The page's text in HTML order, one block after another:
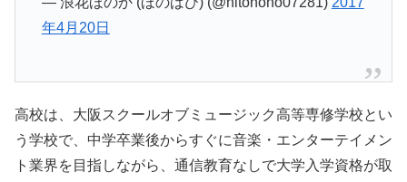
年4月20日
高校は、大阪スクールオブミュージック高等専修学校とい
う学校で、中学卒業後からすぐに音楽・エンターテイメン
ト業界を目指しながら、通信教育なしで大学入学資格が取